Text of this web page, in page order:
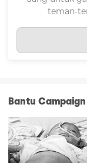
berupaya
segera
Dana
Kami tidak
diberikan.
Tuhan
teman-
Bantu